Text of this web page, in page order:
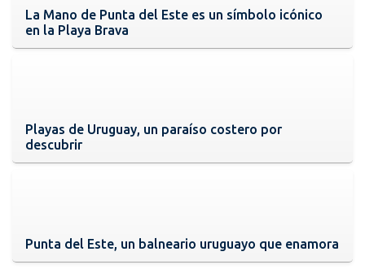
La Mano de Punta del Este es un símbolo icónico
en la Playa Brava
Playas de Uruguay, un paraíso costero por
descubrir
Punta del Este, un balneario uruguayo que enamora